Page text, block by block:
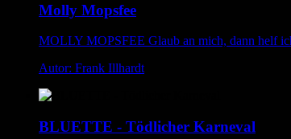
Molly Mopsfee
MOLLY MOPSFEE Glaub an mich, dann helf
Autor: Frank Illhardt
BLUETTE - Tödlicher Karneval